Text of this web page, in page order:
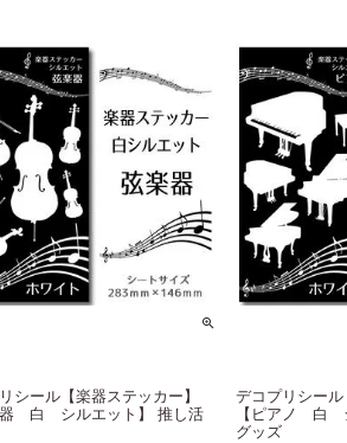
シール【楽器ステッカー】
器 白 シルエット】 推し活
デコプリシール
【ピアノ 白
グッズ